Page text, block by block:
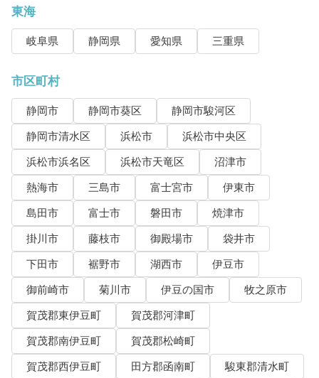
東海
岐阜県 静岡県 愛知県 三重県
市区町村
静岡市 静岡市葵区
静岡市駿河区
静岡市清水区
浜松市
浜松市中央区
浜松市浜名区
浜松市天竜区
沼津市
熱海市
三島市 富士宮市
伊東市
島田市
富士市 磐田市
焼津市
掛川市
藤枝市 御殿場市
袋井市
下田市
裾野市 湖西市
伊豆市
御前崎市
菊川市 伊豆の国市
牧之原市
賀茂郡東伊豆町
賀茂郡河津町
賀茂郡南伊豆町
賀茂郡松崎町
賀茂郡西伊豆町
田方郡函南町
駿東郡清水町